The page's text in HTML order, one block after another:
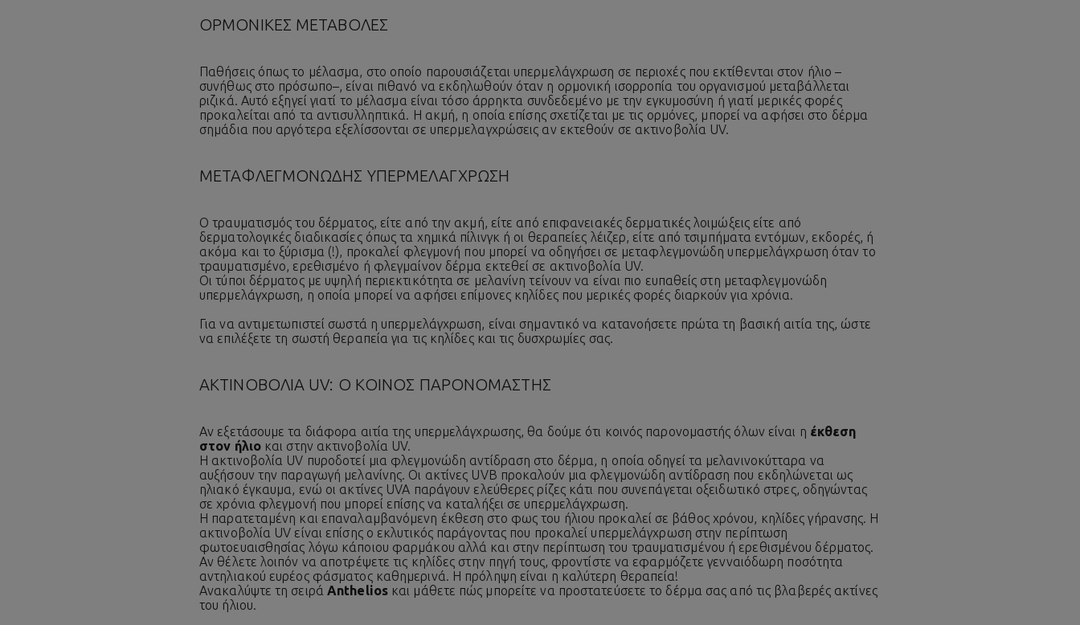
ΟΡΜΟΝΙΚΕΣ ΜΕΤΑΒΟΛΕΣ
Παθήσεις όπως το μέλασμα, στο οποίο παρουσιάζεται υπερμελάγχρωση σε περιοχές που εκτίθενται στον ήλιο –
συνήθως στο πρόσωπο–, είναι πιθανό να εκδηλωθούν όταν η ορμονική ισορροπία του οργανισμού μεταβάλλεται
ριζικά. Αυτό εξηγεί γιατί το μέλασμα είναι τόσο άρρηκτα συνδεδεμένο με την εγκυμοσύνη ή γιατί μερικές φορές
προκαλείται από τα αντισυλληπτικά. Η ακμή, η οποία επίσης σχετίζεται με τις ορμόνες, μπορεί να αφήσει στο δέρμα
σημάδια που αργότερα εξελίσσονται σε υπερμελαγχρώσεις αν εκτεθούν σε ακτινοβολία UV.
ΜΕΤΑΦΛΕΓΜΟΝΩΔΗΣ ΥΠΕΡΜΕΛΑΓΧΡΩΣΗ
Ο τραυματισμός του δέρματος, είτε από την ακμή, είτε από επιφανειακές δερματικές λοιμώξεις είτε από
δερματολογικές διαδικασίες όπως τα χημικά πίλινγκ ή οι θεραπείες λέιζερ, είτε από τσιμπήματα εντόμων, εκδορές, ή
ακόμα και το ξύρισμα (!), προκαλεί φλεγμονή που μπορεί να οδηγήσει σε μεταφλεγμονώδη υπερμελάγχρωση όταν το
τραυματισμένο, ερεθισμένο ή φλεγμαίνον δέρμα εκτεθεί σε ακτινοβολία UV.
Οι τύποι δέρματος με υψηλή περιεκτικότητα σε μελανίνη τείνουν να είναι πιο ευπαθείς στη μεταφλεγμονώδη
υπερμελάγχρωση, η οποία μπορεί να αφήσει επίμονες κηλίδες που μερικές φορές διαρκούν για χρόνια.
Για να αντιμετωπιστεί σωστά η υπερμελάγχρωση, είναι σημαντικό να κατανοήσετε πρώτα τη βασική αιτία της, ώστε
να επιλέξετε τη σωστή θεραπεία για τις κηλίδες και τις δυσχρωμίες σας.
ΑΚΤΙΝΟΒΟΛΙΑ UV: Ο ΚΟΙΝΟΣ ΠΑΡΟΝΟΜΑΣΤΗΣ
Αν εξετάσουμε τα διάφορα αιτία της υπερμελάγχρωσης, θα δούμε ότι κοινός παρονομαστής όλων είναι η έκθεση
στον ήλιο και στην ακτινοβολία UV.
Η ακτινοβολία UV πυροδοτεί μια φλεγμονώδη αντίδραση στο δέρμα, η οποία οδηγεί τα μελανινοκύτταρα να
αυξήσουν την παραγωγή μελανίνης. Οι ακτίνες UVB προκαλούν μια φλεγμονώδη αντίδραση που εκδηλώνεται ως
ηλιακό έγκαυμα, ενώ οι ακτίνες UVA παράγουν ελεύθερες ρίζες κάτι που συνεπάγεται οξειδωτικό στρες, οδηγώντας
σε χρόνια φλεγμονή που μπορεί επίσης να καταλήξει σε υπερμελάγχρωση.
Η παρατεταμένη και επαναλαμβανόμενη έκθεση στο φως του ήλιου προκαλεί σε βάθος χρόνου, κηλίδες γήρανσης. Η
ακτινοβολία UV είναι επίσης ο εκλυτικός παράγοντας που προκαλεί υπερμελάγχρωση στην περίπτωση
φωτοευαισθησίας λόγω κάποιου φαρμάκου αλλά και στην περίπτωση του τραυματισμένου ή ερεθισμένου δέρματος.
Αν θέλετε λοιπόν να αποτρέψετε τις κηλίδες στην πηγή τους, φροντίστε να εφαρμόζετε γενναιόδωρη ποσότητα
αντηλιακού ευρέος φάσματος καθημερινά. Η πρόληψη είναι η καλύτερη θεραπεία!
Ανακαλύψτε τη σειρά Anthelios και μάθετε πώς μπορείτε να προστατεύσετε το δέρμα σας από τις βλαβερές ακτίνες
του ήλιου.